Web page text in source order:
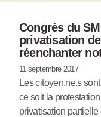
Congrès du
privatisation
réenchanter
11 septembre 2017
Les citoyen.ne.s
ce soit la
privatisation